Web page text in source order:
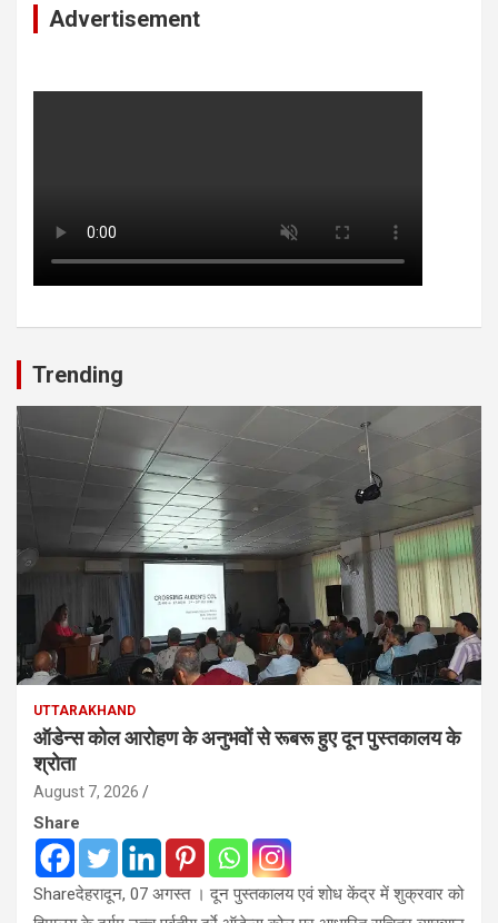
Advertisement
Trending
UTTARAKHAND
ऑडेन्स कोल आरोहण के अनुभवों से रूबरू हुए दून पुस्तकालय के
श्रोता
August 7, 2026
Share
Shareदेहरादून, 07 अगस्त । दून पुस्तकालय एवं शोध केंद्र में शुक्रवार को